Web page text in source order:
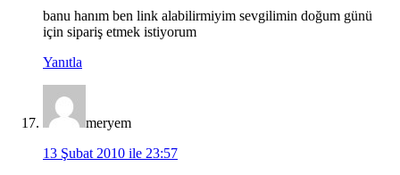
banu hanım ben link alabilirmiyim sevgilimin doğum günü
için sipariş etmek istiyorum
Yanıtla
meryem
13 Şubat 2010 ile 23:57